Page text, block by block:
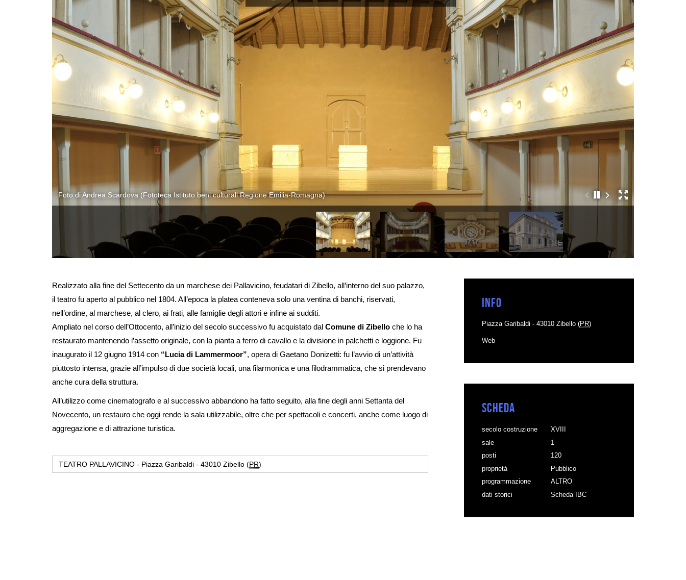
Residenze
Foto di Andrea Scardova (Fototeca Istituto beni culturali Regione Emilia-Romagna)
Realizzato alla fine del Settecento da un marchese dei Pallavicino, feudatari di Zibello, all’interno del suo palazzo,
il teatro fu aperto al pubblico nel 1804. All’epoca la platea conteneva solo una ventina di banchi, riservati,
nell’ordine, al marchese, al clero, ai frati, alle famiglie degli attori e infine ai sudditi.
Ampliato nel corso dell’Ottocento, all’inizio del secolo successivo fu acquistato dal Comune di Zibello che lo ha
restaurato mantenendo l’assetto originale, con la pianta a ferro di cavallo e la divisione in palchetti e loggione. Fu
inaugurato il 12 giugno 1914 con “Lucia di Lammermoor”, opera di Gaetano Donizetti: fu l’avvio di un’attività
piuttosto intensa, grazie all’impulso di due società locali, una filarmonica e una filodrammatica, che si prendevano
anche cura della struttura.
All’utilizzo come cinematografo e al successivo abbandono ha fatto seguito, alla fine degli anni Settanta del
Novecento, un restauro che oggi rende la sala utilizzabile, oltre che per spettacoli e concerti, anche come luogo di
aggregazione e di attrazione turistica.
TEATRO PALLAVICINO - Piazza Garibaldi - 43010 Zibello (PR)
Info
Piazza Garibaldi - 43010 Zibello (PR)
Web
Scheda
secolo costruzione
XVIII
sale
1
posti
120
proprietà
Pubblico
programmazione
ALTRO
dati storici
Scheda IBC